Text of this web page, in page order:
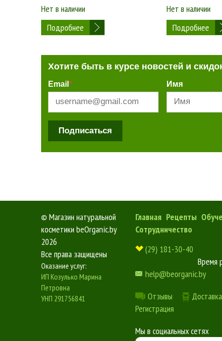
Нет в наличии
Подробнее
Нет в наличии
Подробнее
Хотите быть в курсе новостей и
Email * Имя
Подписаться
© Магазин натуральной
косметики beOrganic.by
2026
Все права защищены
Оказание услуг:
ИП Козулько Марина
Петровна
УНП 291756841
Главная Рецепты
Сотрудничество
(29) 181-30-40
Время
help@beorganic.by
Отзывы
Регистрация
Мы в социальных сетях